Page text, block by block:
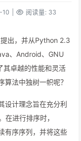
10 阅读量: 33
出，并从Python 2.3
、Android、GNU
其卓越的性能和灵活
法中独树一帜呢？
设计理念旨在充分利
在进行排序时，
有序序列，并将这些